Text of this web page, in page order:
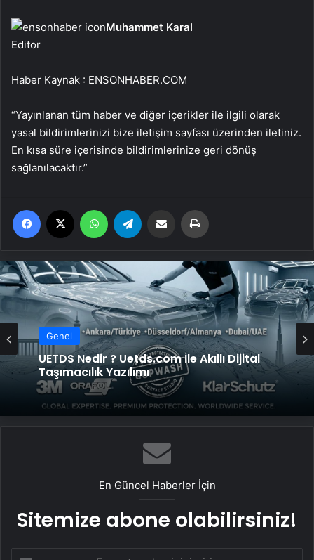
Muhammet Karal
Editor
Haber Kaynak : ENSONHABER.COM
“Yayınlanan tüm haber ve diğer içerikler ile ilgili olarak
yasal bildirimlerinizi bize iletişim sayfası üzerinden iletiniz.
En kısa süre içerisinde bildirimlerinize geri dönüş
sağlanılacaktır.”
Facebook WhatsApp Email'den paylaş
Genel
UETDS Nedir ? Uetds.com İle Akıllı Dijital
Taşımacılık Yazılımı
En Güncel Haberler İçin
Sitemize abone olabilirsiniz!